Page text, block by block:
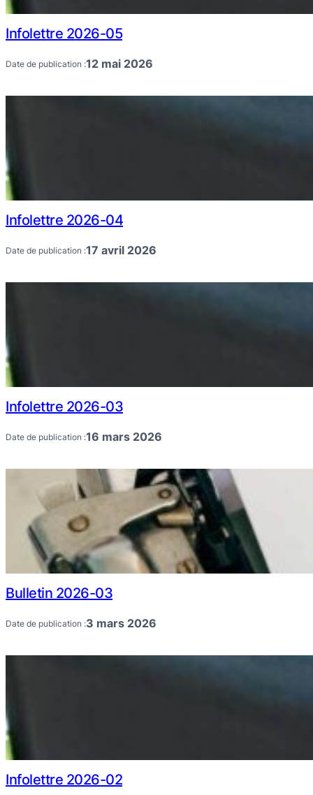
Infolettre 2026-05
Date de publication :12 mai 2026
Infolettre 2026-04
Date de publication :17 avril 2026
Infolettre 2026-03
Date de publication :16 mars 2026
Bulletin 2026-03
Date de publication :3 mars 2026
Infolettre 2026-02